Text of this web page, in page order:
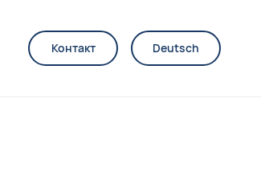
Контакт Deutsch